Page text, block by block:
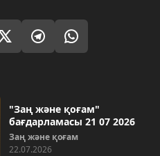
"Заң және қоғам"
бағдарламасы 21 07 2026
Заң және қоғам
22.07.2026